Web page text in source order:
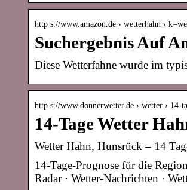
http s://www.amazon.de › wetterhahn ›
Suchergebnis Auf
Diese Wetterfahne wurde im
http s://www.donnerwetter.de › wetter › 14-
14-Tage Wetter
Wetter Hahn, Hunsrück – 14
14-Tage-Prognose für die
Radar · Wetter-Nachrichten ·